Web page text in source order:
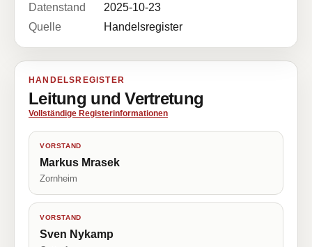
Datenstand
2025-10-23
Quelle
Handelsregister
HANDELSREGISTER
Leitung und Vertretung
Vollständige Registerinformationen
VORSTAND
Markus Mrasek
Zornheim
VORSTAND
Sven Nykamp